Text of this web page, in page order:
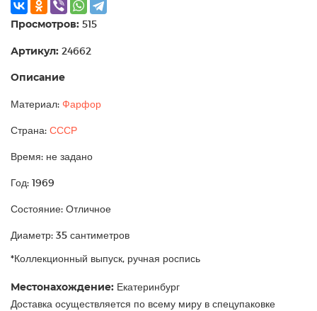
Просмотров: 515
Артикул: 24662
Описание
Материал: Фарфор
Страна: СССР
Время: не задано
Год: 1969
Состояние: Отличное
Диаметр: 35 сантиметров
*Коллекционный выпуск, ручная роспись
Местонахождение: Екатеринбург
Доставка осуществляется по всему миру в спецупаковке